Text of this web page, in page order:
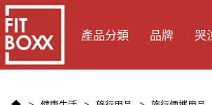
產品分類 品牌 哭